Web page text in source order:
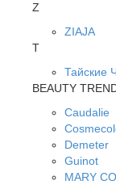
Z
ZIAJA
Т
BEAUTY
Caudalie
Demeter
Guinot
MARY